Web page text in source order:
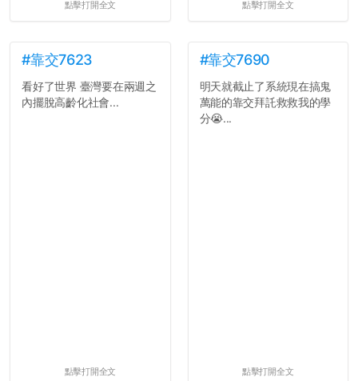
點擊打開全文 點擊打開全文
#靠交7623
看好了世界 臺灣要在兩週之
內擺脫高齡化社會...
點擊打開全文
#靠交7690
明天就截止了系統現在搞鬼
萬能的靠交拜託救救我的學
分😭...
點擊打開全文